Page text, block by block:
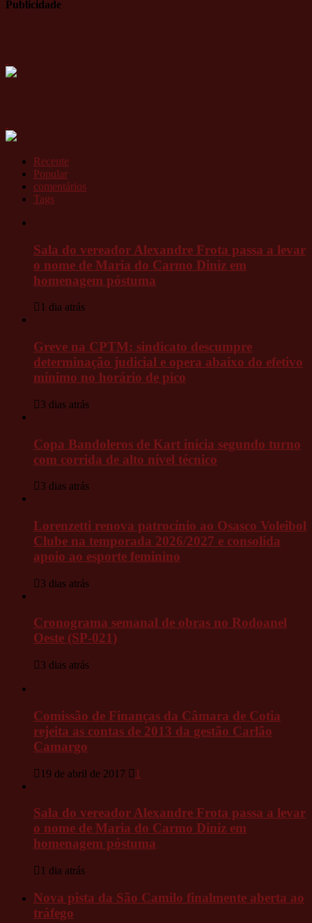
Publicidade
Recente
Popular
comentários
Tags
Sala do vereador Alexandre Frota passa a levar
o nome de Maria do Carmo Diniz em
homenagem póstuma
1 dia atrás
Greve na CPTM: sindicato descumpre
determinação judicial e opera abaixo do efetivo
mínimo no horário de pico
3 dias atrás
Copa Bandoleros de Kart inicia segundo turno
com corrida de alto nível técnico
3 dias atrás
Lorenzetti renova patrocínio ao Osasco Voleibol
Clube na temporada 2026/2027 e consolida
apoio ao esporte feminino
3 dias atrás
Cronograma semanal de obras no Rodoanel
Oeste (SP-021)
3 dias atrás
Comissão de Finanças da Câmara de Cotia
rejeita as contas de 2013 da gestão Carlão
Camargo
19 de abril de 2017 1
Sala do vereador Alexandre Frota passa a levar
o nome de Maria do Carmo Diniz em
homenagem póstuma
1 dia atrás
Nova pista da São Camilo finalmente aberta ao
tráfego